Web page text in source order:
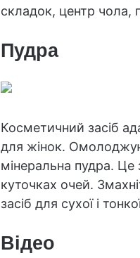
складок, центр чола,
Пудра
Косметичний засіб
для жінок.
мінеральна пудра. Це
куточках очей.
засіб для сухої і
Відео